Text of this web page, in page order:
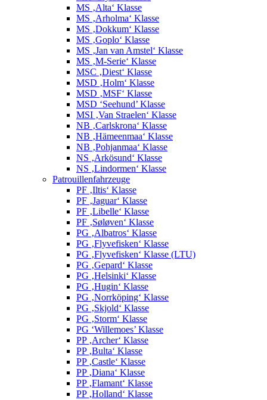
MS ‚Alta‘ Klasse
MS ‚Arholma‘ Klasse
MS ‚Dokkum‘ Klasse
MS ‚Goplo‘ Klasse
MS ‚Jan van Amstel‘ Klasse
MS ‚M-Serie‘ Klasse
MSC ‚Diest‘ Klasse
MSD ‚Holm‘ Klasse
MSD ‚MSF‘ Klasse
MSD ‘Seehund’ Klasse
MSI ‚Van Straelen‘ Klasse
NB ‚Carlskrona‘ Klasse
NB ‚Hämeenmaa‘ Klasse
NB ‚Pohjanmaa‘ Klasse
NS ‚Arkösund‘ Klasse
NS ‚Lindormen‘ Klasse
Patrouillenfahrzeuge
PF ‚Iltis‘ Klasse
PF ‚Jaguar‘ Klasse
PF ‚Libelle‘ Klasse
PF ‚Søløven‘ Klasse
PG ‚Albatros‘ Klasse
PG ‚Flyvefisken‘ Klasse
PG ‚Flyvefisken‘ Klasse (LTU)
PG ‚Gepard‘ Klasse
PG ‚Helsinki‘ Klasse
PG ‚Hugin‘ Klasse
PG ‚Norrköping‘ Klasse
PG ‚Skjold‘ Klasse
PG ‚Storm‘ Klasse
PG ‘Willemoes’ Klasse
PP ‚Archer‘ Klasse
PP ‚Bulta‘ Klasse
PP ‚Castle‘ Klasse
PP ‚Diana‘ Klasse
PP ‚Flamant‘ Klasse
PP ‚Holland‘ Klasse